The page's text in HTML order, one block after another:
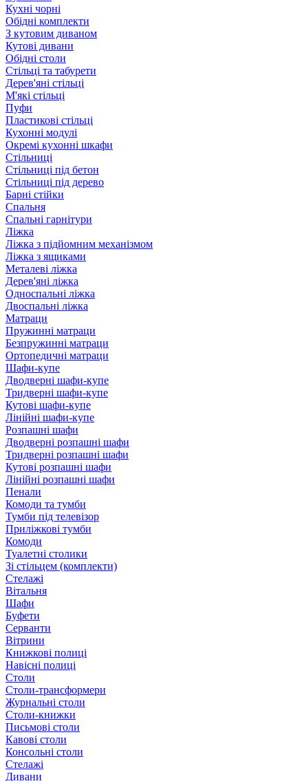
Кухні чорні
Обідні комплекти
З кутовим диваном
Кутові дивани
Обідні столи
Стільці та табурети
Дерев'яні стільці
М'які стільці
Пуфи
Пластикові стільці
Кухонні модулі
Окремі кухонні шкафи
Стільниці
Стільниці під бетон
Стільниці під дерево
Барні стійки
Спальня
Спальні гарнітури
Ліжка
Ліжка з підйомним механізмом
Ліжка з ящиками
Металеві ліжка
Дерев'яні ліжка
Односпальні ліжка
Двоспальні ліжка
Матраци
Пружинні матраци
Безпружинні матраци
Ортопедичні матраци
Шафи-купе
Дводверні шафи-купе
Тридверні шафи-купе
Кутові шафи-купе
Лінійні шафи-купе
Розпашні шафи
Дводверні розпашні шафи
Тридверні розпашні шафи
Кутові розпашні шафи
Лінійні розпашні шафи
Пенали
Комоди та тумби
Тумби під телевізор
Приліжкові тумби
Комоди
Туалетні столики
Зі стільцем (комплекти)
Стелажі
Вітальня
Шафи
Буфети
Серванти
Вітрини
Книжкові полиці
Навісні полиці
Столи
Столи-трансформери
Журнальні столи
Столи-книжки
Письмові столи
Кавові столи
Консольні столи
Стелажі
Дивани